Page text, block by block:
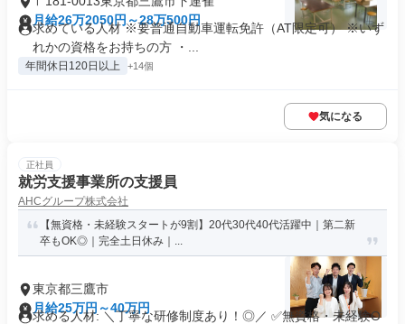
月給26万2050円～28万500円
求めている人材 ※要普通自動車運転免許（AT限定可） ※いず
れかの資格をお持ちの方 ・...
年間休日120日以上 +14個
気になる
正社員
就労支援事業所の支援員
AHCグループ株式会社
【無資格・未経験スタートが9割】20代30代40代活躍中｜第二新
卒もOK◎｜完全土日休み｜...
東京都三鷹市
月給25万円～40万円
求める人材: ＼丁寧な研修制度あり！◎／ ✅無資格・未経験O